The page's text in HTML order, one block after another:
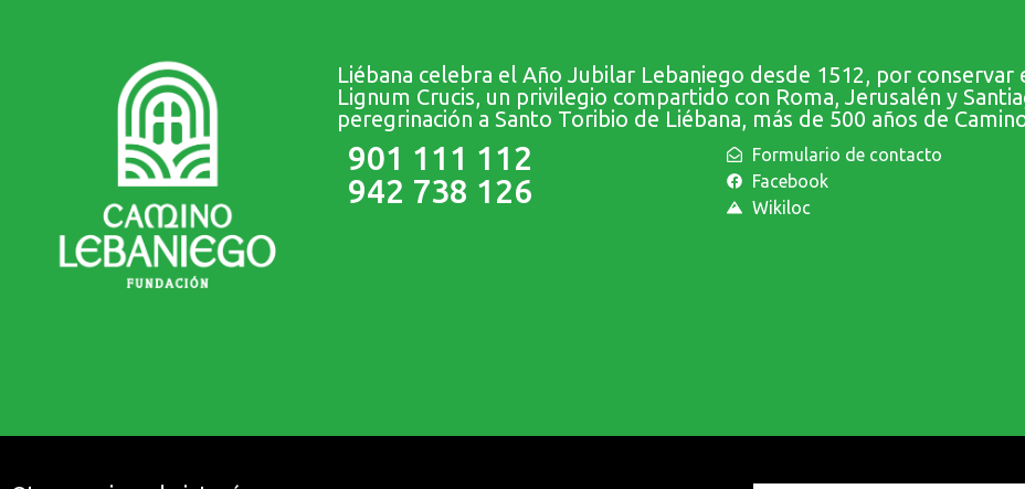
Liébana celebra el Año Jubilar Lebaniego desde 1512, por
Lignum Crucis, un privilegio compartido con Roma, Jerusalén y
peregrinación a Santo Toribio de Liébana, más de 500 años de
901 111 112
942 738 126
Formulario de contacto
Facebook
Wikiloc